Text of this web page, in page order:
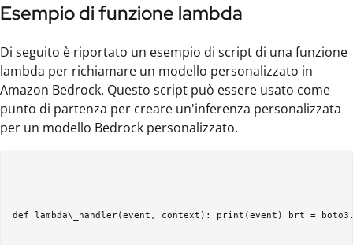
Esempio di funzione lambda
Di seguito è riportato un esempio di script di una funzione
lambda per richiamare un modello personalizzato in
Amazon Bedrock. Questo script può essere usato come
punto di partenza per creare un'inferenza personalizzata
per un modello Bedrock personalizzato.
def lambda\_handler(event, context): print(event) brt =